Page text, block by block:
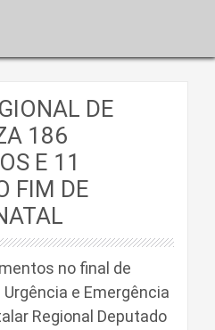
DE
186
E 11
FIM DE
no final de
e Emergência
Regional Deputado